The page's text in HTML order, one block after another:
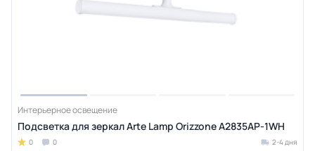
Интерьерное освещение
Подсветка для зеркал Arte Lamp Orizzone A2835AP-1WH
0 0 2-4 дня